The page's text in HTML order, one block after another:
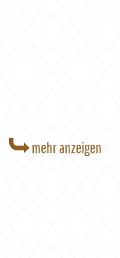
mehr anzeigen